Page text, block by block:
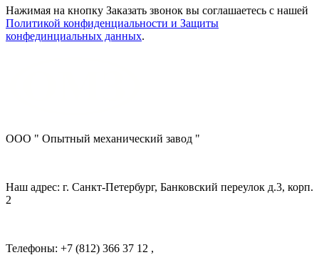
Нажимая на кнопку Заказать звонок вы соглашаетесь с нашей
Политикой конфиденциальности и Защиты
конфединциальных данных.
ООО " Опытный механический завод "
Наш адрес: г. Санкт-Петербург, Банковский переулок д.3, корп.
2
Телефоны: +7 (812) 366 37 12 ,